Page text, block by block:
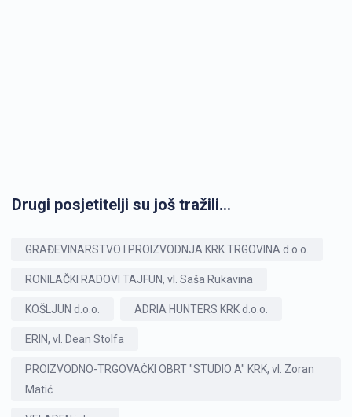
Drugi posjetitelji su još tražili...
GRAĐEVINARSTVO I PROIZVODNJA KRK TRGOVINA d.o.o.
RONILAČKI RADOVI TAJFUN, vl. Saša Rukavina
KOŠLJUN d.o.o. ADRIA HUNTERS KRK d.o.o.
ERIN, vl. Dean Stolfa
PROIZVODNO-TRGOVAČKI OBRT "STUDIO A" KRK, vl. Zoran
Matić